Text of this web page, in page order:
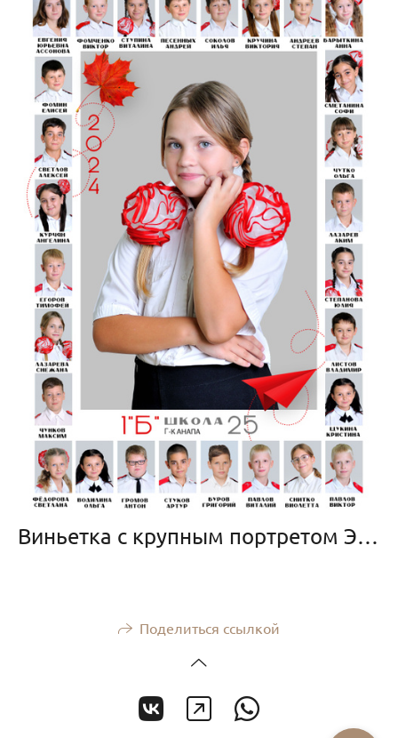
Виньетка с крупным портретом Эконом
Поделиться ссылкой